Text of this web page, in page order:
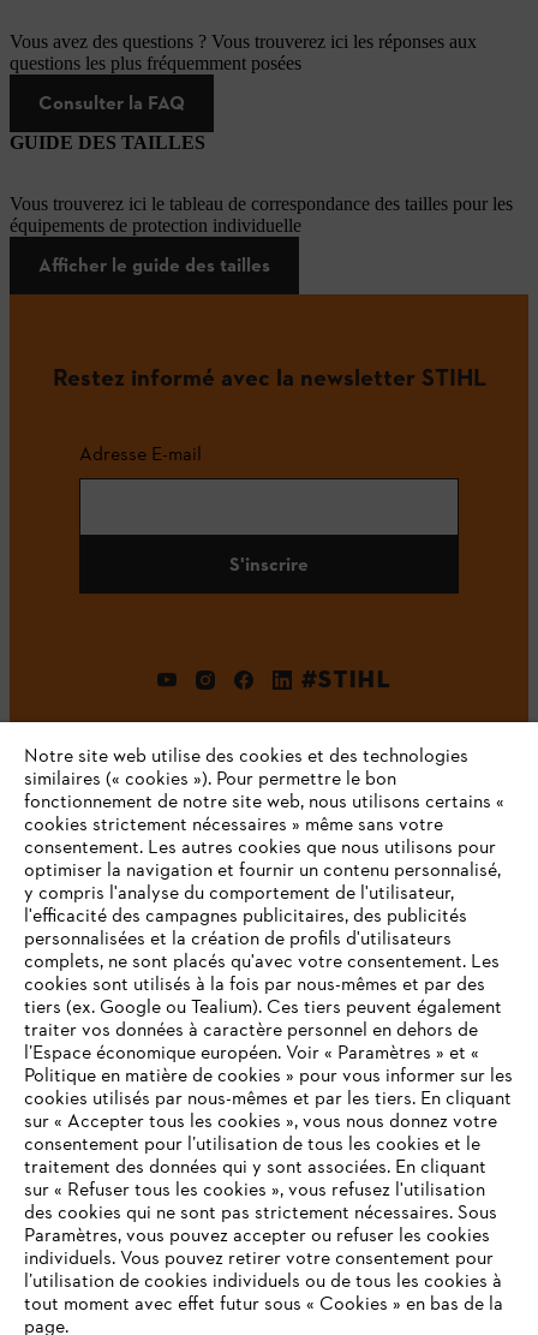
Vous avez des questions ? Vous trouverez ici les réponses aux
questions les plus fréquemment posées
Consulter la FAQ
GUIDE DES TAILLES
Vous trouverez ici le tableau de correspondance des tailles pour les
équipements de protection individuelle
Afficher le guide des tailles
Restez informé avec la newsletter STIHL
Adresse E-mail
S'inscrire
#STIHL
L'Entreprise
STIHL FAQ
Contact
Politique de protection des données
Mentions légales Utilisation des cookies
VOTRE NAVIGATEUR INTERNET
N'EST PLUS PRIS EN CHARGE
Vous utilisez un navigateur Internet que nous ne prenons plus
en charge, et certaines fonctionnalités de notre site ne
peuvent fonctionner correctement. Pour une utilisation
Notre site web utilise des cookies et des technologies
similaires (« cookies »). Pour permettre le bon
fonctionnement de notre site web, nous utilisons certains «
cookies strictement nécessaires » même sans votre
consentement. Les autres cookies que nous utilisons pour
optimiser la navigation et fournir un contenu personnalisé,
y compris l'analyse du comportement de l'utilisateur,
l'efficacité des campagnes publicitaires, des publicités
personnalisées et la création de profils d'utilisateurs
complets, ne sont placés qu'avec votre consentement. Les
cookies sont utilisés à la fois par nous-mêmes et par des
tiers (ex. Google ou Tealium). Ces tiers peuvent également
traiter vos données à caractère personnel en dehors de
l’Espace économique européen. Voir « Paramètres » et «
Politique en matière de cookies » pour vous informer sur les
cookies utilisés par nous-mêmes et par les tiers. En cliquant
sur « Accepter tous les cookies », vous nous donnez votre
consentement pour l’utilisation de tous les cookies et le
traitement des données qui y sont associées. En cliquant
sur « Refuser tous les cookies », vous refusez l'utilisation
des cookies qui ne sont pas strictement nécessaires. Sous
Paramètres, vous pouvez accepter ou refuser les cookies
individuels. Vous pouvez retirer votre consentement pour
l’utilisation de cookies individuels ou de tous les cookies à
tout moment avec effet futur sous « Cookies » en bas de la
page.